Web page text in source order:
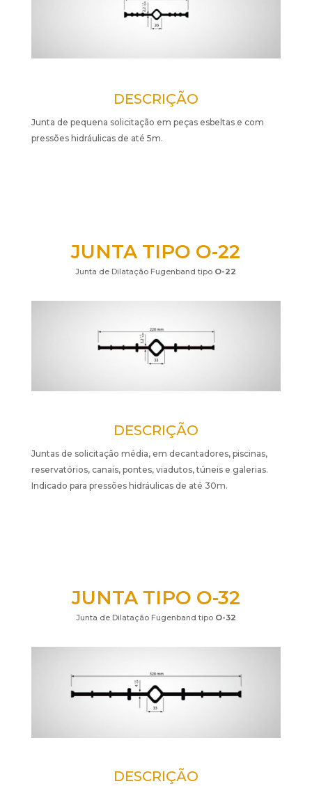
DESCRIÇÃO
Junta de pequena solicitação em peças esbeltas e com
pressões hidráulicas de até 5m.
JUNTA TIPO O-22
Junta de Dilatação Fugenband tipo O-22
DESCRIÇÃO
Juntas de solicitação média, em decantadores, piscinas,
reservatórios, canais, pontes, viadutos, túneis e galerias.
Indicado para pressões hidráulicas de até 30m.
JUNTA TIPO O-32
Junta de Dilatação Fugenband tipo O-32
DESCRIÇÃO